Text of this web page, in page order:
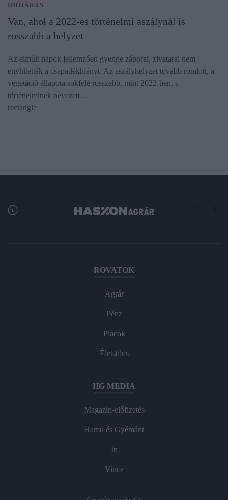
IDŐJÁRÁS
Van, ahol a 2022-es történelmi aszálynál is
rosszabb a helyzet
Az elmúlt napok jellemzően gyenge záporai, zivatarai nem
enyhítették a csapadékhiányt. Az aszályhelyzet tovább romlott, a
vegetáció állapota sokfelé rosszabb, mint 2022-ben, a
történelminek nevezett…
rectangle
ROVATOK
Agrár
Pénz
Piacok
Életstílus
HG MEDIA
Magazin-előfizetés
Hamu és Gyémánt
In
Vince